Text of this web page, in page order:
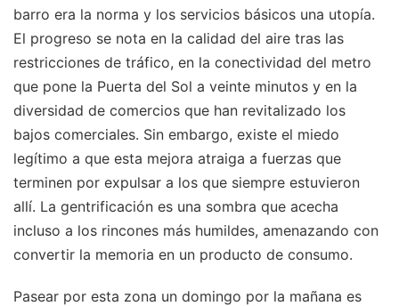
barro era la norma y los servicios básicos una utopía.
El progreso se nota en la calidad del aire tras las
restricciones de tráfico, en la conectividad del metro
que pone la Puerta del Sol a veinte minutos y en la
diversidad de comercios que han revitalizado los
bajos comerciales. Sin embargo, existe el miedo
legítimo a que esta mejora atraiga a fuerzas que
terminen por expulsar a los que siempre estuvieron
allí. La gentrificación es una sombra que acecha
incluso a los rincones más humildes, amenazando con
convertir la memoria en un producto de consumo.
Pasear por esta zona un domingo por la mañana es